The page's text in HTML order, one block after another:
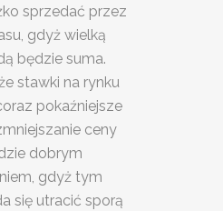
sprzedać przez
gdyż wielką
będzie suma.
stawki na rynku
pokaźniejsze
ceny
dobrym
gdyż tym
się utracić sporą